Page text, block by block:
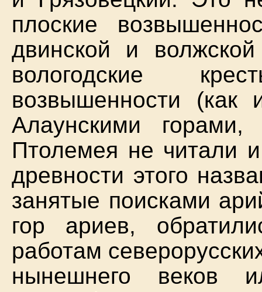
плоские
двинской и
вологодские
возвышенности
Алаунскими
Птолемея не читали
древности этого
занятые поисками
гор ариев,
работам
нынешнего веков